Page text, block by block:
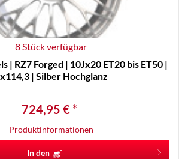
8 Stück verfügbar
| RZ7 Forged | 10Jx20 ET20 bis ET50 |
| Silber Hochglanz
724,95 € *
Produktinformationen
In den